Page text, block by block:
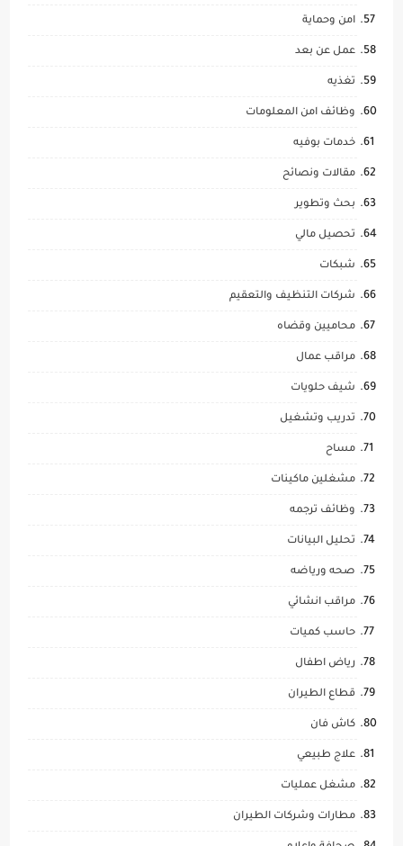
امن وحماية
عمل عن بعد
تغذيه
وظائف امن المعلومات
خدمات بوفيه
مقالات ونصائح
بحث وتطوير
تحصيل مالي
شبكات
شركات التنظيف والتعقيم
محاميين وقضاه
مراقب عمال
شيف حلويات
تدريب وتشغيل
مساح
مشغلين ماكينات
وظائف ترجمه
تحليل البيانات
صحه ورياضه
مراقب انشائي
حاسب كميات
رياض اطفال
قطاع الطيران
كاش فان
علاج طبيعي
مشغل عمليات
مطارات وشركات الطيران